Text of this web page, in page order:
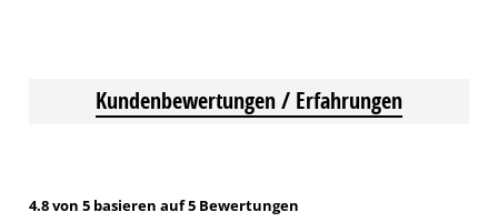
Kundenbewertungen / Erfahrungen
4.8 von 5 basieren auf 5 Bewertungen